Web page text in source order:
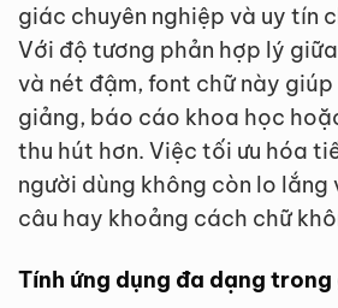
giác chuyên nghiệp và uy tín
Với độ tương phản hợp lý
và nét đậm, font chữ này
giảng, báo cáo khoa học
thu hút hơn. Việc tối ưu hóa
người dùng không còn lo lắng
câu hay khoảng cách chữ
Tính ứng dụng đa dạng